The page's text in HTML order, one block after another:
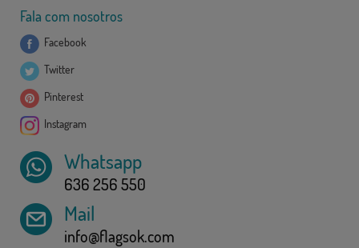
Fala com nosotros
Facebook
Twitter
Pinterest
Instagram
Whatsapp
636 256 550
Mail
info@flagsok.com